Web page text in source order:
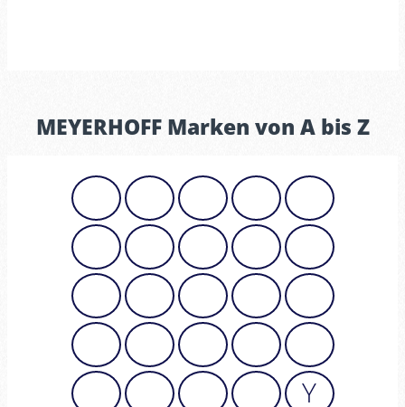
MEYERHOFF Marken von A bis Z
Y